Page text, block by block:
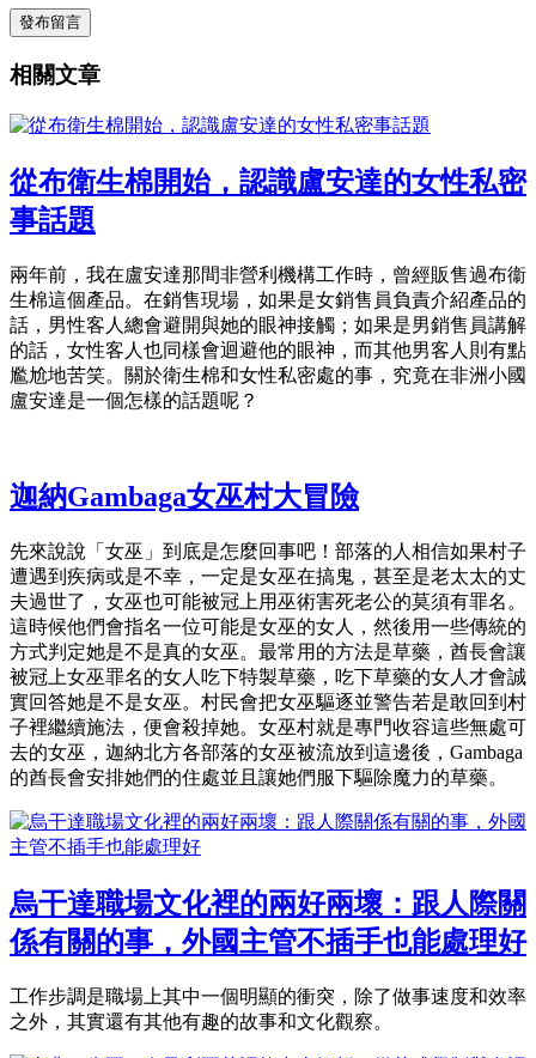
發布留言
相關文章
從布衛生棉開始，認識盧安達的女性私密
事話題
兩年前，我在盧安達那間非營利機構工作時，曾經販售過布衞
生棉這個產品。在銷售現場，如果是女銷售員負責介紹產品的
話，男性客人總會避開與她的眼神接觸；如果是男銷售員講解
的話，女性客人也同樣會迴避他的眼神，而其他男客人則有點
尷尬地苦笑。關於衛生棉和女性私密處的事，究竟在非洲小國
盧安達是一個怎樣的話題呢？
迦納Gambaga女巫村大冒險
先來說說「女巫」到底是怎麼回事吧！部落的人相信如果村子
遭遇到疾病或是不幸，一定是女巫在搞鬼，甚至是老太太的丈
夫過世了，女巫也可能被冠上用巫術害死老公的莫須有罪名。
這時候他們會指名一位可能是女巫的女人，然後用一些傳統的
方式判定她是不是真的女巫。最常用的方法是草藥，酋長會讓
被冠上女巫罪名的女人吃下特製草藥，吃下草藥的女人才會誠
實回答她是不是女巫。村民會把女巫驅逐並警告若是敢回到村
子裡繼續施法，便會殺掉她。女巫村就是專門收容這些無處可
去的女巫，迦納北方各部落的女巫被流放到這邊後，Gambaga
的酋長會安排她們的住處並且讓她們服下驅除魔力的草藥。
烏干達職場文化裡的兩好兩壞：跟人際關
係有關的事，外國主管不插手也能處理好
工作步調是職場上其中一個明顯的衝突，除了做事速度和效率
之外，其實還有其他有趣的故事和文化觀察。